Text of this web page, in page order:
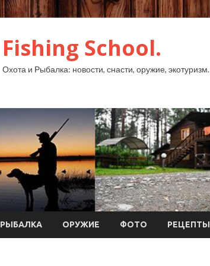
Fishing School.
Охота и Рыбалка: новости, снасти, оружие, экотуризм.
РЫБАЛКА ОРУЖИЕ ФОТО РЕЦЕПТЫ